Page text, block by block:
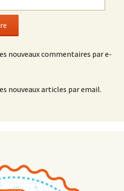
nouveaux commentaires par e-
nouveaux articles par email.